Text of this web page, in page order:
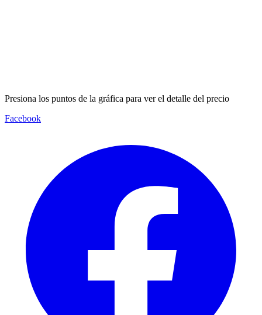
Presiona los puntos de la gráfica para ver el detalle del precio
Facebook